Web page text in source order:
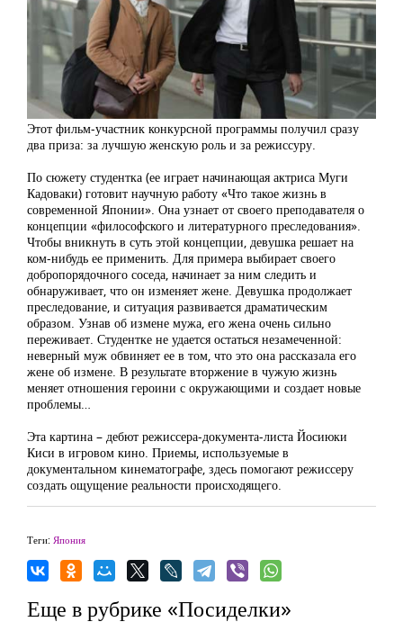
Этот фильм-участник конкурсной программы получил сразу
два приза: за лучшую женскую роль и за режиссуру.
По сюжету студентка (ее играет начинающая актриса Муги
Кадоваки) готовит научную работу «Что такое жизнь в
современной Японии». Она узнает от своего преподавателя о
концепции «философского и литературного преследования».
Чтобы вникнуть в суть этой концепции, девушка решает на
ком-нибудь ее применить. Для примера выбирает своего
добропорядочного соседа, начинает за ним следить и
обнаруживает, что он изменяет жене. Девушка продолжает
преследование, и ситуация развивается драматическим
образом. Узнав об измене мужа, его жена очень сильно
переживает. Студентке не удается остаться незамеченной:
неверный муж обвиняет ее в том, что это она рассказала его
жене об измене. В результате вторжение в чужую жизнь
меняет отношения героини с окружающими и создает новые
проблемы…
Эта картина – дебют режиссера-документа-листа Йосиюки
Киси в игровом кино. Приемы, используемые в
документальном кинематографе, здесь помогают режиссеру
создать ощущение реальности происходящего.
Теги: Япония
Еще в рубрике «Посиделки»